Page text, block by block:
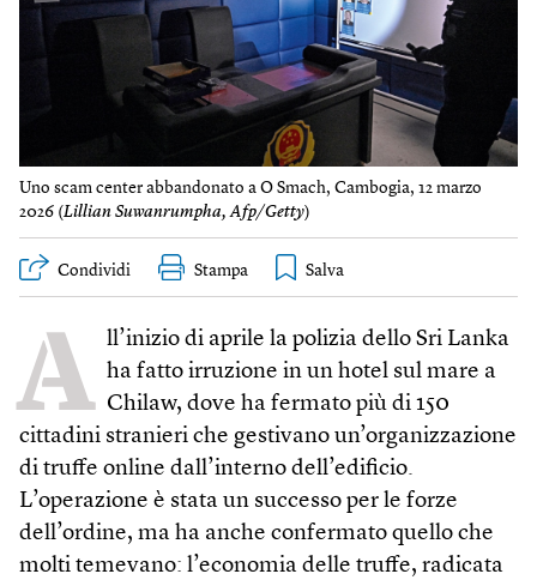
Uno scam center abbandonato a O Smach, Cambogia, 12 marzo
2026 (Lillian Suwanrumpha, Afp/Getty)
Condividi Stampa
A ll’inizio di aprile la polizia dello Sri Lanka
ha fatto irruzione in un hotel sul mare a
Chilaw, dove ha fermato più di 150
cittadini stranieri che gestivano un’organizzazione
di truffe online dall’interno dell’edificio.
L’operazione è stata un successo per le forze
dell’ordine, ma ha anche confermato quello che
molti temevano: l’economia delle truffe, radicata